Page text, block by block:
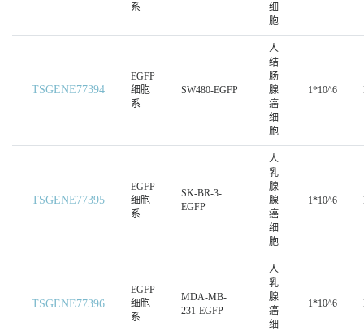
系
细
胞
TSGENE77394
EGFP
细胞
系
SW480-EGFP
人
结
肠
腺
癌
细
胞
1*10^6
TSGENE77395
EGFP
细胞
系
SK-BR-3-
EGFP
人
乳
腺
腺
癌
细
胞
1*10^6
TSGENE77396
EGFP
细胞
系
MDA-MB-
231-EGFP
人
乳
腺
癌
细
1*10^6